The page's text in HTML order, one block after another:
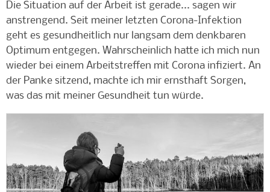
Die Situation auf der Arbeit ist gerade... sagen wir
anstrengend. Seit meiner letzten Corona-Infektion
geht es gesundheitlich nur langsam dem denkbaren
Optimum entgegen. Wahrscheinlich hatte ich mich nun
wieder bei einem Arbeitstreffen mit Corona infiziert. An
der Panke sitzend, machte ich mir ernsthaft Sorgen,
was das mit meiner Gesundheit tun würde.